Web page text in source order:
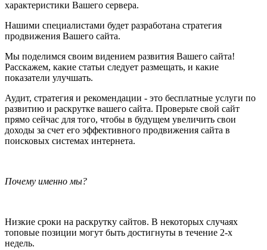
характеристики Вашего сервера.
Нашими специалистами будет разработана стратегия
продвижения Вашего сайта.
Мы поделимся своим видением развития Вашего сайта!
Расскажем, какие статьи следует размещать, и какие
показатели улучшать.
Аудит, стратегия и рекомендации - это бесплатные услуги по
развитию и раскрутке вашего сайта. Проверьте свой сайт
прямо сейчас для того, чтобы в будущем увеличить свои
доходы за счет его эффективного продвижения сайта в
поисковых системах интернета.
Почему именно мы?
Низкие сроки на раскрутку сайтов. В некоторых случаях
топовые позиции могут быть достигнуты в течение 2-х
недель.